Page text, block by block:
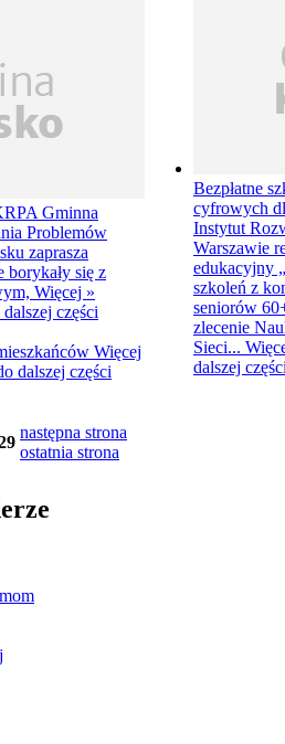
Gminna
Problemów
zaprasza
borykały się z
Więcej »
części
Więcej
dalszej części
następna strona
ostatnia strona
Bezpłatne
cyfrowych
Instytut
Warszawie
edukacyjny
szkoleń z
seniorów
zlecenie
Sieci...
dalszej